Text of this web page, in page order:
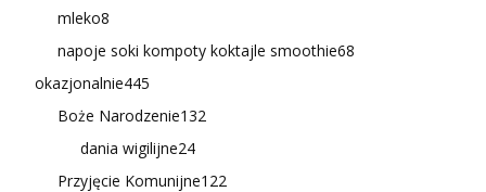
mleko8
napoje soki kompoty koktajle smoothie68
okazjonalnie445
Boże Narodzenie132
dania wigilijne24
Przyjęcie Komunijne122